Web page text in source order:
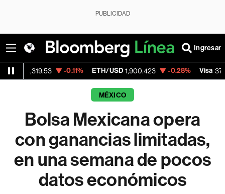
PUBLICIDAD
Ingresar
-0.11% ETH/USD 1,900.423 -0.28% Visa 370.47
MÉXICO
Bolsa Mexicana opera
con ganancias limitadas,
en una semana de pocos
datos económicos